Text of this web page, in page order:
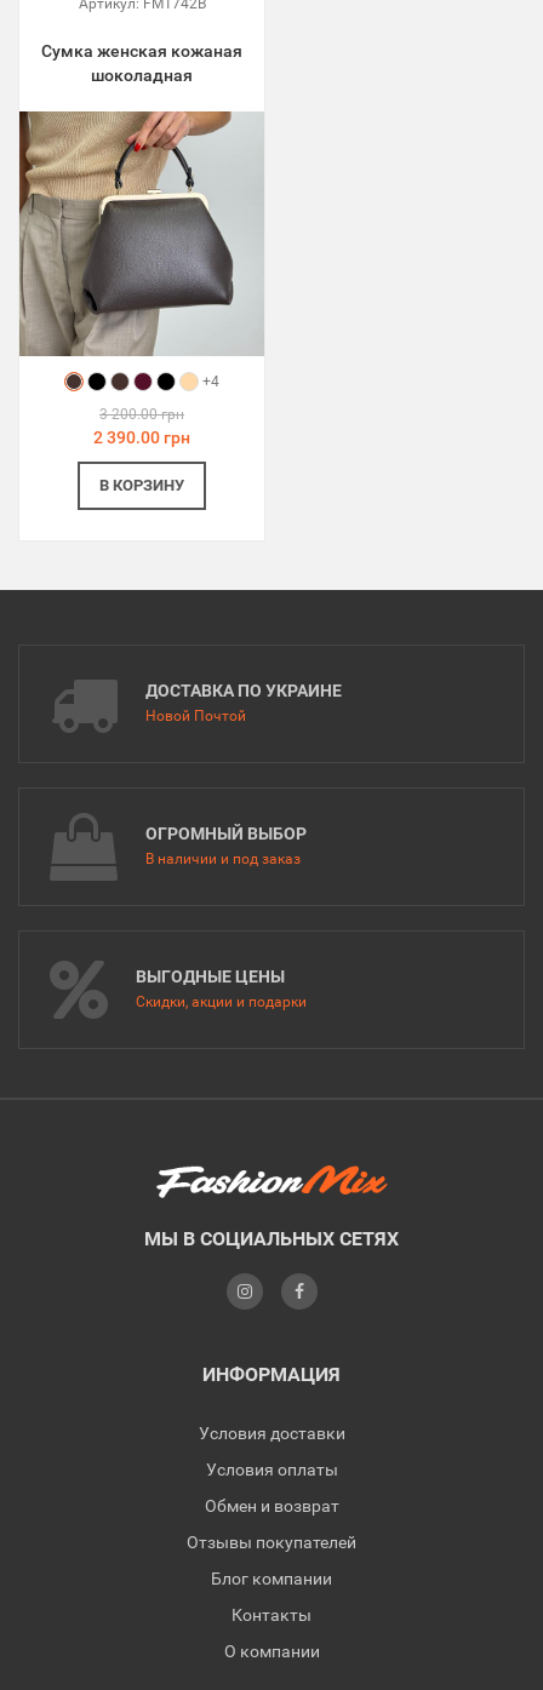
Артикул: FM1742B
Сумка женская кожаная
шоколадная
+4
3 200.00 грн
2 390.00 грн
В КОРЗИНУ
ДОСТАВКА ПО УКРАИНЕ
Новой Почтой
ОГРОМНЫЙ ВЫБОР
В наличии и под заказ
ВЫГОДНЫЕ ЦЕНЫ
Скидки, акции и подарки
МЫ В СОЦИАЛЬНЫХ СЕТЯХ
ИНФОРМАЦИЯ
Условия доставки
Условия оплаты
Обмен и возврат
Отзывы покупателей
Блог компании
Контакты
О компании